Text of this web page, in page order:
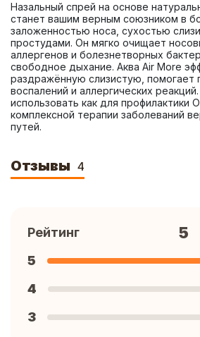
Назальный спрей на основе
станет вашим верным союзником в
заложенностью носа, сухостью
простудами. Он мягко очищает
аллергенов и болезнетворных
свободное дыхание. Аква Air More
раздражённую слизистую, помогает
воспалений и аллергических
использовать как для профилактики
комплексной терапии заболеваний
путей.
Отзывы 4
Рейтинг 5
5
4
3